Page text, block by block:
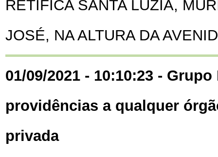
RETIFICA SANTA LUZIA,
JOSÉ, NA ALTURA DA
01/09/2021 - 10:10:23 -
providências a qualquer
privada